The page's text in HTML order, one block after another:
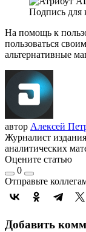
Подпись для
На помощь к
пользоваться
альтернативные
автор Алексей
Журналист
аналитических
Оцените статью
0
Отправьте
Добавить